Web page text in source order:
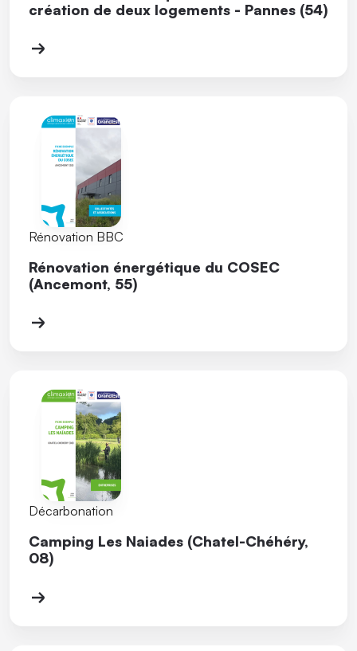
création de deux logements - Pannes (54)
Rénovation BBC
Rénovation énergétique du COSEC
(Ancemont, 55)
Décarbonation
Camping Les Naiades (Chatel-Chéhéry,
08)